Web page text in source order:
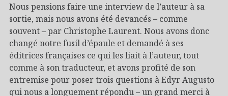
Nous pensions faire une interview de l’auteur à sa
sortie, mais nous avons été devancés – comme
souvent – par Christophe Laurent. Nous avons donc
changé notre fusil d’épaule et demandé à ses
éditrices françaises ce qui les liait à l’auteur, tout
comme à son traducteur, et avons profité de son
entremise pour poser trois questions à Edyr Augusto
qui nous a longuement répondu – un grand merci à